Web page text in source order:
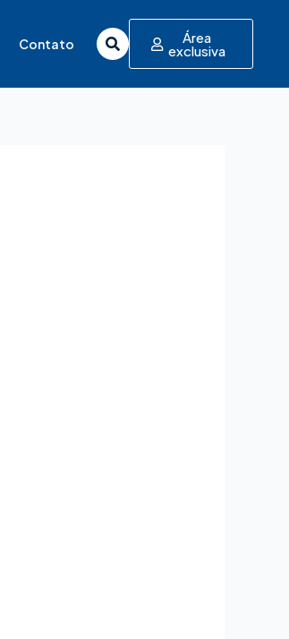
Contato Área
exclusiva